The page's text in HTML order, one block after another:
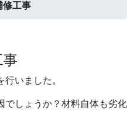
修工事
事
いました。
でしょうか？材料自体も劣化